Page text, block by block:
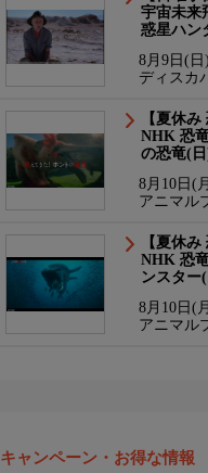
宇宙未来
惑星ハン
8月9日(日
ディスカ
【夏休み
NHK 恐
の恐竜(
8月10日(
アニマル
【夏休み
NHK 恐
ンスター
8月10日(
アニマル
キャンペーン・お得な情報